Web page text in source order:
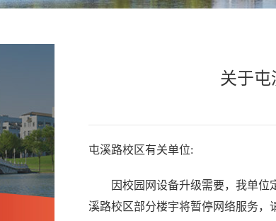
关于屯
屯溪路校区有关单位:
因校园网设备升级需要，我单位
溪路校区部分楼宇将暂停网络服务，